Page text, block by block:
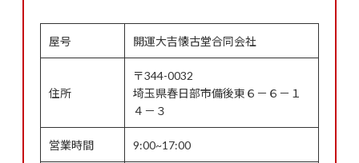
屋号 開運大吉懐古堂合同会社
住所
〒344-0032
埼玉県春日部市備後東６－６－１
４－３
営業時間 9:00~17:00